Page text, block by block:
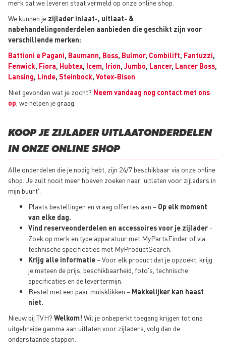
merk dat we leveren staat vermeld op onze online shop.
We kunnen je zijlader inlaat-, uitlaat- &
nabehandelingonderdelen aanbieden die geschikt zijn voor
verschillende merken:
Battioni e Pagani, Baumann, Boss, Bulmor, Combilift, Fantuzzi,
Fenwick, Fiora, Hubtex, Icem, Irion, Jumbo, Lancer, Lancer Boss,
Lansing, Linde, Steinbock, Votex-Bison
Niet gevonden wat je zocht? Neem vandaag nog contact met ons
op , we helpen je graag.
KOOP JE ZIJLADER UITLAATONDERDELEN
IN ONZE ONLINE SHOP
Alle onderdelen die je nodig hebt, zijn 24/7 beschikbaar via onze online
shop. Je zult nooit meer hoeven zoeken naar 'uitlaten voor zijladers in
mijn buurt'.
Plaats bestellingen en vraag offertes aan – Op elk moment
van elke dag.
Vind reserveonderdelen en accessoires voor je zijlader -
Zoek op merk en type apparatuur met MyPartsFinder of via
technische specificaties met MyProductSearch.
Krijg alle informatie– Voor elk product dat je opzoekt, krijg
je meteen de prijs, beschikbaarheid, foto's, technische
specificaties en de levertermijn.
Bestel met een paar muisklikken – Makkelijker kan haast
niet.
Nieuw bij TVH? Welkom! Wil je onbeperkt toegang krijgen tot ons
uitgebreide gamma aan uitlaten voor zijladers, volg dan de
onderstaande stappen.